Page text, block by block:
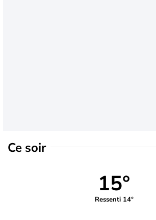
Ce soir
15°
Ressenti 14°